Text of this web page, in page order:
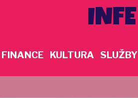
INFE
FINANCE KULTURA SLUŽBY